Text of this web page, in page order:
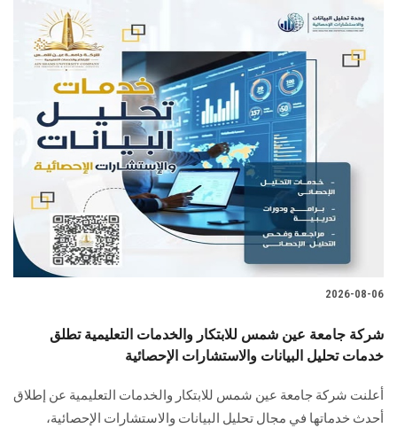
الأنظمة الذكية
الإعلام
تواصل معنا
الطلاب
هيئة التدريس
الدراسات العليا
الزائـرون
2026-08-06
شركة جامعة عين شمس للابتكار والخدمات التعليمية تطلق
خدمات تحليل البيانات والاستشارات الإحصائية
أعلنت شركة جامعة عين شمس للابتكار والخدمات التعليمية عن إطلاق
أحدث خدماتها في مجال تحليل البيانات والاستشارات الإحصائية،